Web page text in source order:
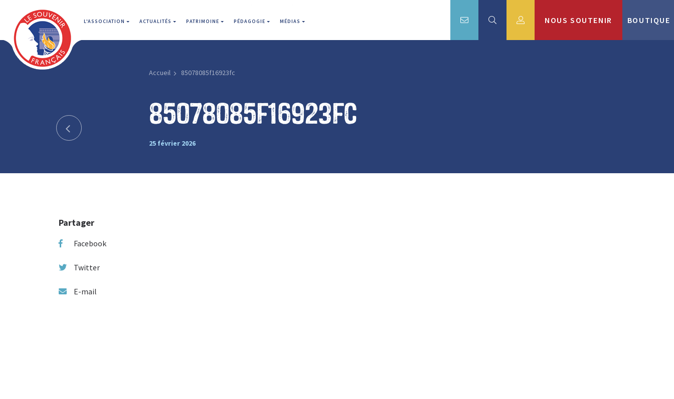
L'ASSOCIATION ACTUALITÉS PATRIMOINE PÉDAGOGIE MÉDIAS NOUS SOUTENIR BOUTIQUE
Accueil 85078085f16923fc
85078085f16923fc
25 février 2026
Partager
Facebook
Twitter
E-mail